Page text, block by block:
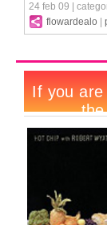
24 feb 09 |
flowardealo